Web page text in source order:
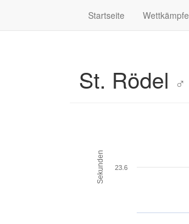
Startseite Wettkämpfe
St. Rödel ♂
Sekunden 23.6